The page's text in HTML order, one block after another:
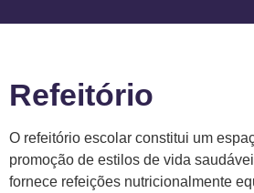
Refeitório
O refeitório escolar constitui um
promoção de estilos de vida
fornece refeições nutricionalmente